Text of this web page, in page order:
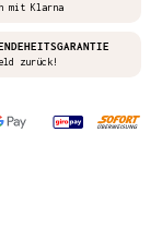
mit Klarna
zurück!